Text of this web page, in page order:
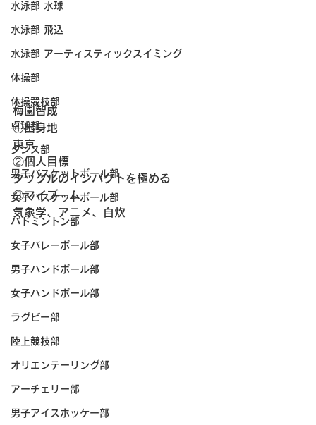
水泳部 水球
水泳部 飛込
水泳部 アーティスティックスイミング
体操部
体操競技部
卓球部
ダンス部
男子バスケットボール部
女子バスケットボール部
バドミントン部
女子バレーボール部
男子ハンドボール部
女子ハンドボール部
ラグビー部
陸上競技部
オリエンテーリング部
アーチェリー部
男子アイスホッケー部
梅園智成
①出身地
東京
②個人目標
タックルのインパクトを極める
③マイブーム
気象学、アニメ、自炊